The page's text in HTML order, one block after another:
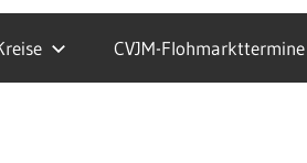
CVJM-Flohmarkttermine